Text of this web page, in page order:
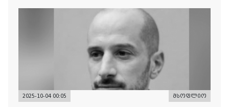
2025-10-04 00:05 მსოფლიო